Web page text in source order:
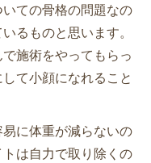
いての骨格の問題なの
るものと思います。
施術をやってもらっ
て小顔になれること
に体重が減らないの
は自力で取り除くの